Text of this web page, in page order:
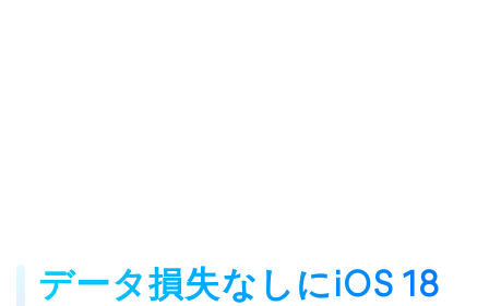
データ損失なしにiOS 18